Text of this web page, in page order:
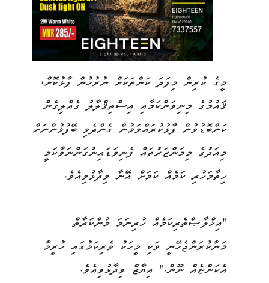
މީގެ ކުރިން މިފަދަ ކަންތަކަށް ނުރުހުން ފާޅުކޮށް،
ޤައުމުގެ މިނިވަންކަމާއި އިސްތިޤްލާލު ގެއްލިގެން
ކަންބޮޑުވުން ފާޅުކުރައްވަމުން ގެންދެވި ބޭފުޅުންނަށް
މިއަދުގެ މިމަންޒަރުތައް ފެނިވަޑައިނުގަންނަވާކަމީ
ހިތާމަހުރި ކަމެއް ކަމަށް އޭނާ ވިދާޅުވިއެވެ.
"އިޚްލާޞްތެރިކަމެއް ހުރިނަމަ މުންކަރާތް
މަނާކުރަންޖެހޭނީ ވަކި މީހަކު ވެރިކަމުގައި ހުރީމާ
އެކަންޏެއް ނޫން." އިޔާޒް ވިދާޅުވިއެވެ.